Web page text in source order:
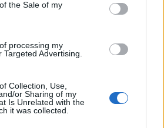
the Sale of my
processing my
Advertising.
Collection, Use,
or Sharing of my
Is Unrelated with the
it was collected.
den eneste
går over til sykling.
Nordhagen ble
i langrenn i 2024, samtidig
proffkontrakt med Visma-
til Tour de France-vinner
Wout van Aert.